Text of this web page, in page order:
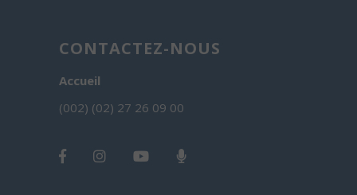
CONTACTEZ-NOUS
Accueil
(002) (02) 27 26 09 00